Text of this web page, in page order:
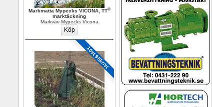
Markmatta Mypecks VICONA, TT®
marktäckning
Markväv Mypecks Vicona
10st 98kr/st